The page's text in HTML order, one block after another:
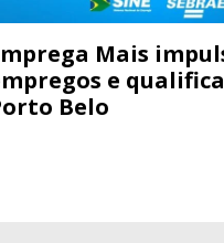
Mais
e
Belo